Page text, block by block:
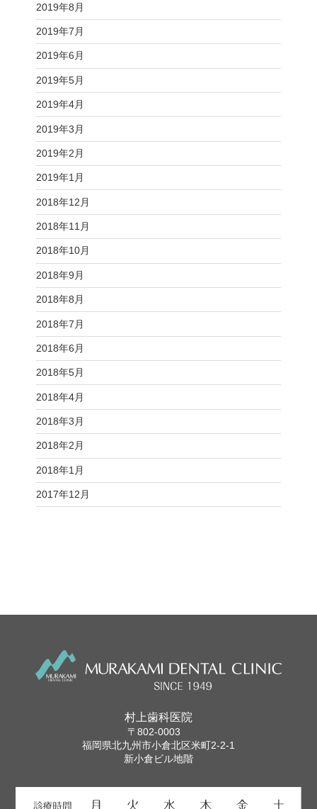
2019年8月
2019年7月
2019年6月
2019年5月
2019年4月
2019年3月
2019年2月
2019年1月
2018年12月
2018年11月
2018年10月
2018年9月
2018年8月
2018年7月
2018年6月
2018年5月
2018年4月
2018年3月
2018年2月
2018年1月
2017年12月
村上歯科医院
〒802-0003
福岡県北九州市小倉北区米町2-2-1
新小倉ビル地階